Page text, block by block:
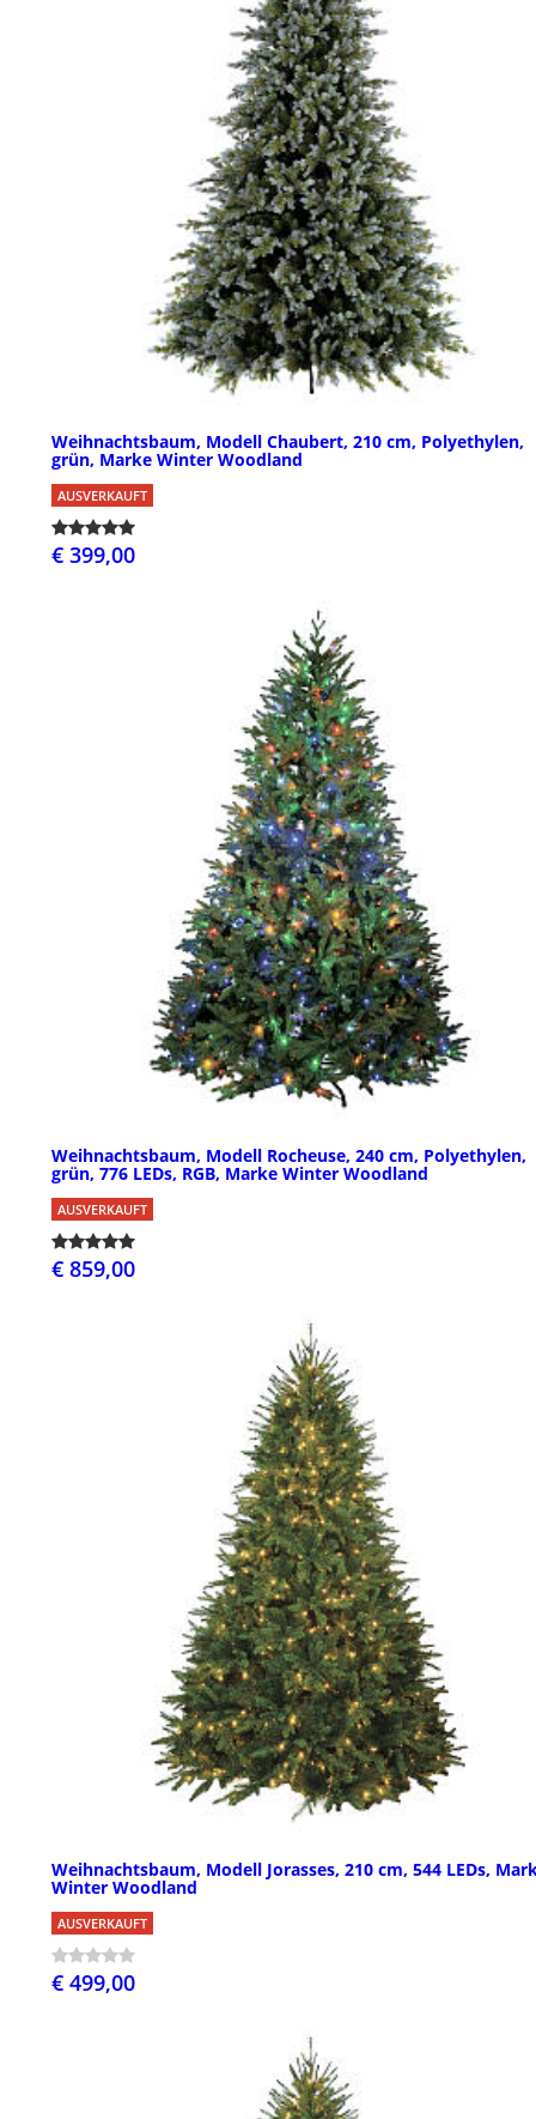
Weihnachtsbaum, Modell Chaubert, 210 cm, Polyethylen,
grün, Marke Winter Woodland
AUSVERKAUFT
€ 399,00
Weihnachtsbaum, Modell Rocheuse, 240 cm, Polyethylen,
grün, 776 LEDs, RGB, Marke Winter Woodland
AUSVERKAUFT
€ 859,00
Weihnachtsbaum, Modell Jorasses, 210 cm, 544 LEDs,
Winter Woodland
AUSVERKAUFT
€ 499,00